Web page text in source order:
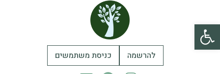
פתח סרגל נגישות
להרשמה כניסת משתמשים